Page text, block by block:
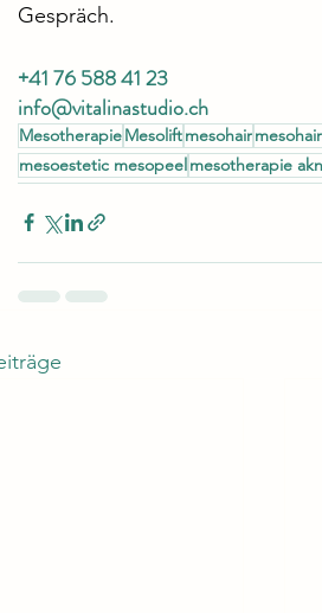
Gespräch.
+41 76 588 41 23
info@vitalinastudio.ch
MesotherapieMesoliftmesohair
mesoestetic mesopeelmesotherapie